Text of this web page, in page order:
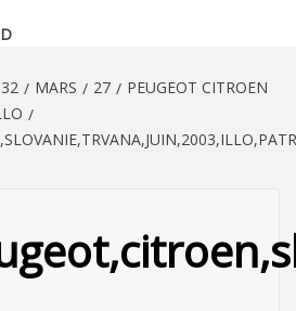
MARS 27
PEUGEOT CITROEN